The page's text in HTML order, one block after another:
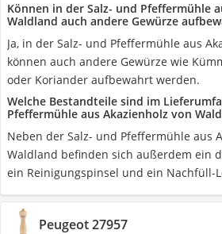
Können in der Salz- und Pfeffermühle
Waldland auch andere Gewürze
Ja, in der Salz- und Pfeffermühle aus
können auch andere Gewürze wie
oder Koriander aufbewahrt werden.
Welche Bestandteile sind im
Pfeffermühle aus Akazienholz von
Neben der Salz- und Pfeffermühle aus
Waldland befinden sich außerdem ein
ein Reinigungspinsel und ein Nachfüll-
Peugeot 27957